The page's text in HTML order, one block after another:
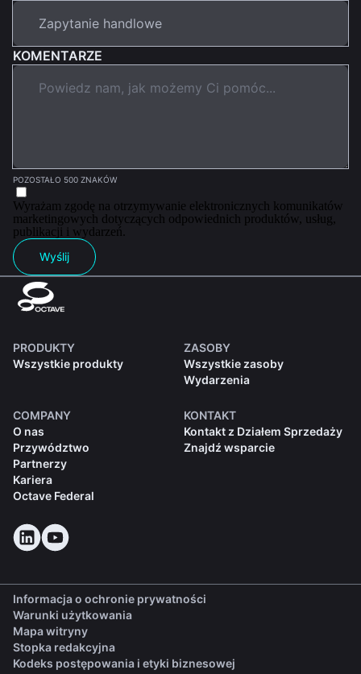
KOMENTARZE
POZOSTAŁO 500 ZNAKÓW
Wyrażam zgodę na otrzymywanie elektronicznych komunikatów
marketingowych dotyczących odpowiednich produktów, usług,
publikacji i wydarzeń.
Wyślij
PRODUKTY
Wszystkie produkty
ZASOBY
Wszystkie zasoby
Wydarzenia
COMPANY
O nas
Przywództwo
Partnerzy
Kariera
Octave Federal
KONTAKT
Kontakt z Działem Sprzedaży
Znajdź wsparcie
Informacja o ochronie prywatności
Warunki użytkowania
Mapa witryny
Stopka redakcyjna
Kodeks postępowania i etyki biznesowej